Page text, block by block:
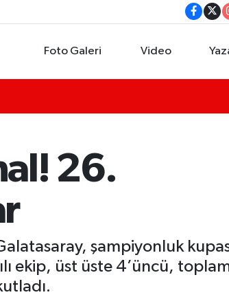
Foto Galeri Video
26.
şampiyonluk
ekip, üst üste 4’üncü,